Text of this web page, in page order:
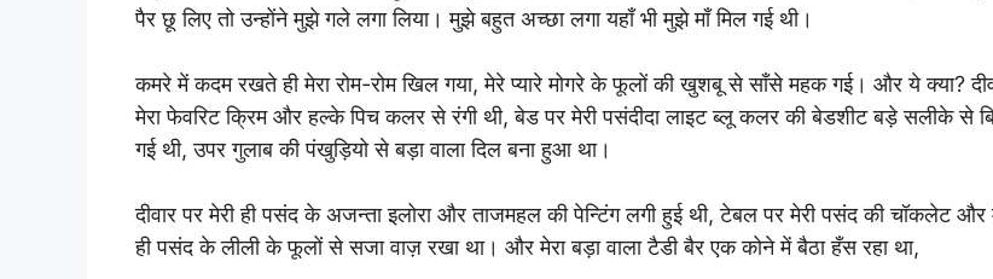
पैर छू लिए तो उन्होंने मुझे गले लगा लिया। मुझे बहुत अच्छा लगा यहाँ भी मुझे माँ मिल गई थी।
कमरे में कदम रखते ही मेरा रोम-रोम खिल गया, मेरे प्यारे मोगरे के फूलों की खुशबू से साँसे महक गई। और ये क्या?
मेरा फेवरिट क्रिम और हल्के पिच कलर से रंगी थी, बेड पर मेरी पसंदीदा लाइट ब्लू कलर की बेडशीट बड़े सलीके से
गई थी, उपर गुलाब की पंखुड़ियो से बड़ा वाला दिल बना हुआ था।
दीवार पर मेरी ही पसंद के अजन्ता इलोरा और ताजमहल की पेन्टिंग लगी हुई थी, टेबल पर मेरी पसंद की चॉकलेट और
ही पसंद के लीली के फूलों से सजा वाज़ रखा था। और मेरा बड़ा वाला टैडी बैर एक कोने में बैठा हँस रहा था,